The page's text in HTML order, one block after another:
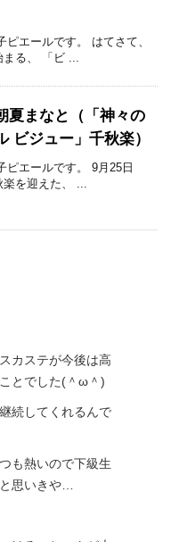
エールです。 はてさて、
まる、 「ビ ...
夏まなと（「神々の
ビジュー」千秋楽）
ピエールです。 9月25日
楽を迎えた、 ...
カステが今後は高
とでした(＾ω＾)
続してくれるんで
も熱いので下級生
思いきや…